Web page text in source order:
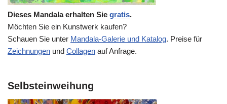
Dieses Mandala erhalten Sie gratis.
Möchten Sie ein Kunstwerk kaufen?
Schauen Sie unter Mandala-Galerie und Katalog. Preise für
Zeichnungen und Collagen auf Anfrage.
Selbsteinweihung